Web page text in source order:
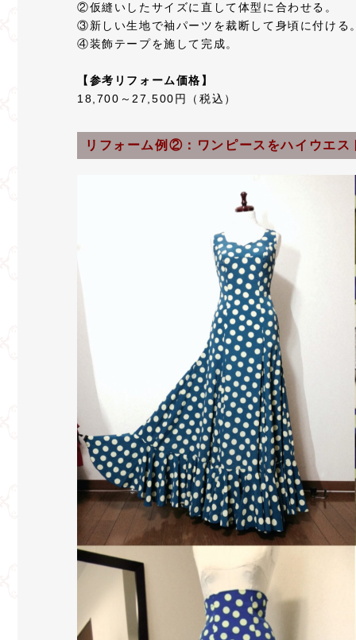
②仮縫いしたサイズに直して体型に合わせる。
③新しい生地で袖パーツを裁断して身頃に付ける
④装飾テープを施して完成。
【参考リフォーム価格】
18,700～27,500円（税込）
リフォーム例②：ワンピースをハイウエス